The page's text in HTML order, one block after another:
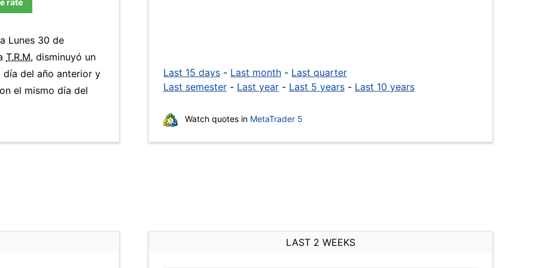
rate
Lunes 30 de
T.R.M. disminuyó un
día del año anterior y
el mismo día del
Last 15 days - Last month - Last quarter
Last semester - Last year - Last 5 years - Last 10 years
Watch quotes in MetaTrader 5
LAST 2 WEEKS